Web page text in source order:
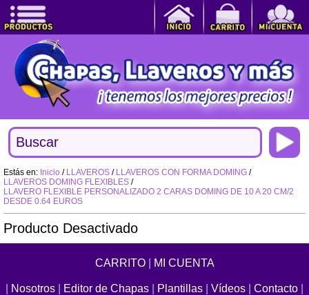
Estás en: Inicio / LLAVEROS / LLAVEROS CON FORMA DOMING /
LLAVEROS DOMING FLEXIBLES /
LLAVERO FLEXIBLE PERSONALIZADO 2 CARAS DOMING DE 10 A 20 CM/2
DESDE 0.64 EUROS
Producto Desactivado
CARRITO| MI CUENTA
Nosotros Editor de Chapas Plantillas Vídeos Contacto